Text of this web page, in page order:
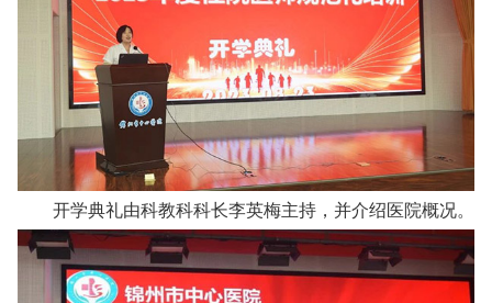
开学典礼由科教科科长李英梅主持，并介绍医院概况。